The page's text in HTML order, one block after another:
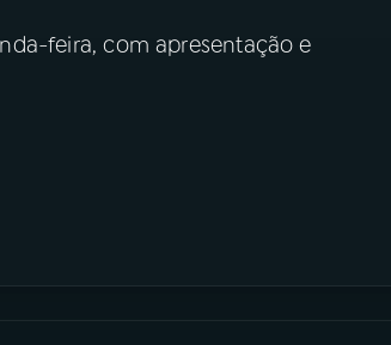
feira, com apresentação e